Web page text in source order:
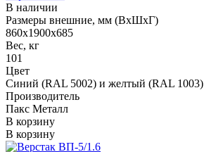
В наличии
Размеры внешние, мм (ВхШхГ)
860х1900х685
Вес, кг
101
Цвет
Синий (RAL 5002) и желтый (RAL 1003)
Производитель
Пакс Металл
В корзину
В корзину